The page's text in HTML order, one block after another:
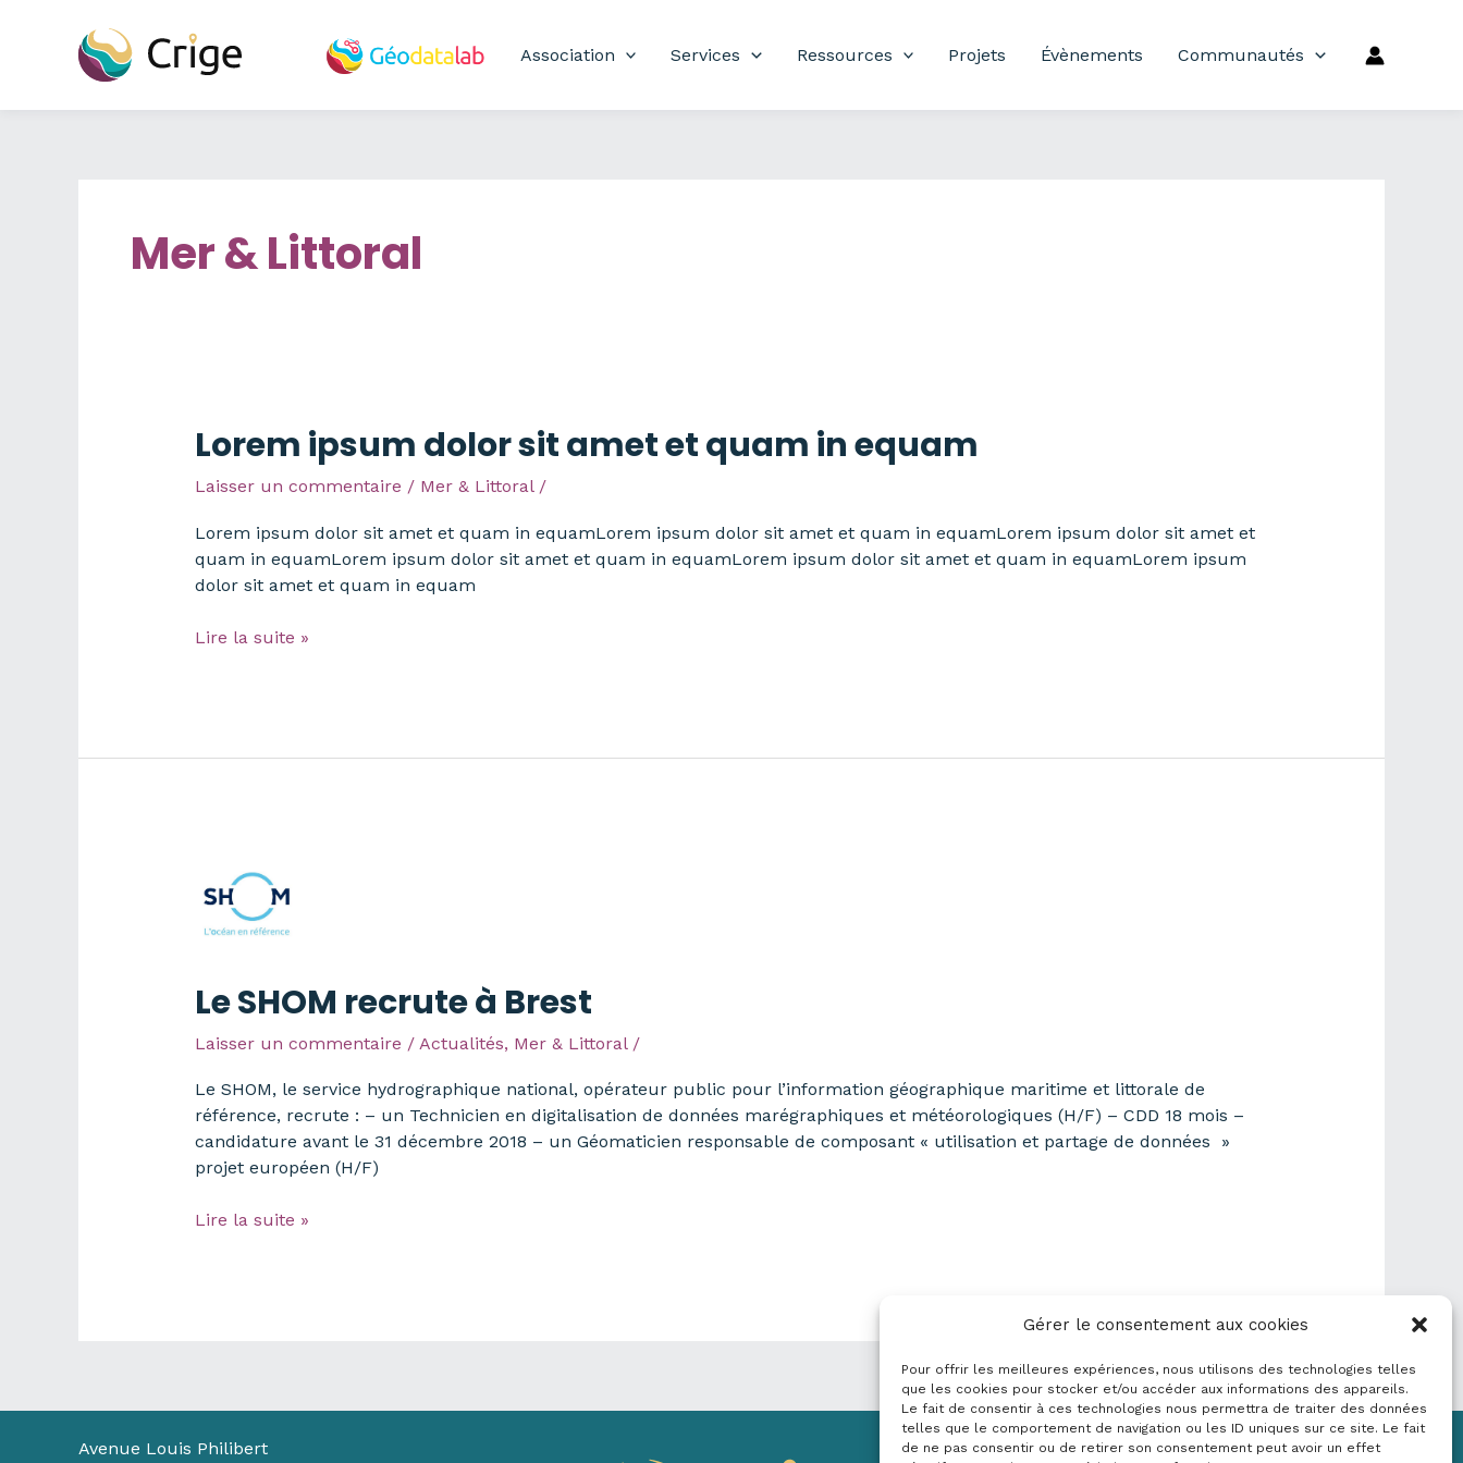
Gérer le consentement aux cookies
Pour offrir les meilleures expériences, nous utilisons des technologies telles
que les cookies pour stocker et/ou accéder aux informations des appareils.
Le fait de consentir à ces technologies nous permettra de traiter des données
telles que le comportement de navigation ou les ID uniques sur ce site. Le fait
de ne pas consentir ou de retirer son consentement peut avoir un effet
Association Services Ressources Projets Évènements Communautés
Mer & Littoral
Lorem ipsum dolor sit amet et quam in equam
Laisser un commentaire / Mer & Littoral/
Lorem ipsum dolor sit amet et quam in equamLorem ipsum dolor sit amet et quam in equamLorem ipsum dolor sit amet et
quam in equamLorem ipsum dolor sit amet et quam in equamLorem ipsum dolor sit amet et quam in equamLorem ipsum
dolor sit amet et quam in equam
Lorem
Lire la suite »
Le SHOM recrute à Brest
Laisser un commentaire / Actualités, Mer & Littoral/
Le SHOM, le service hydrographique national, opérateur public pour l’information géographique maritime et littorale de
référence, recrute : – un Technicien en digitalisation de données marégraphiques et météorologiques (H/F) – CDD 18 mois –
candidature avant le 31 décembre 2018 – un Géomaticien responsable de composant « utilisation et partage de données »
projet européen (H/F)
Le
Lire la suite »
Avenue Louis Philibert Mentions légales